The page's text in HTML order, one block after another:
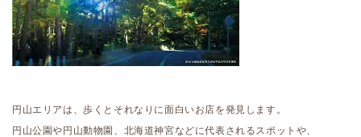
円山エリアは、歩くとそれなりに面白いお店を発見します。
円山公園や円山動物園、北海道神宮などに代表されるスポットや、